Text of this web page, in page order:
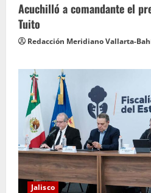
Acuchilló a comandante el
Tuito
Redacción Meridiano Vallarta-
Jalisco